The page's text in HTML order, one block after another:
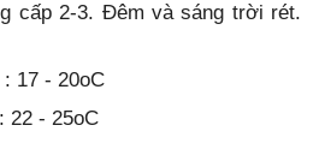
cấp 2-3. Đêm và sáng trời rét.
17 - 20oC
22 - 25oC